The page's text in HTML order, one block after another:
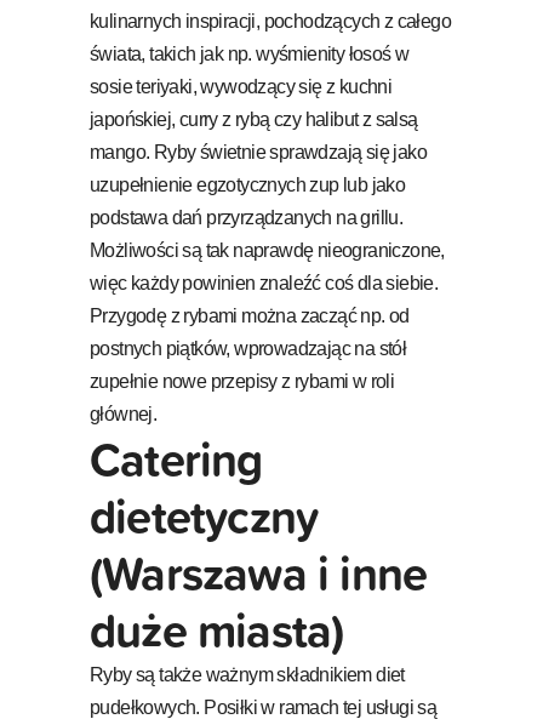
kulinarnych inspiracji, pochodzących z całego
świata, takich jak np. wyśmienity łosoś w
sosie teriyaki, wywodzący się z kuchni
japońskiej, curry z rybą czy halibut z salsą
mango. Ryby świetnie sprawdzają się jako
uzupełnienie egzotycznych zup lub jako
podstawa dań przyrządzanych na grillu.
Możliwości są tak naprawdę nieograniczone,
więc każdy powinien znaleźć coś dla siebie.
Przygodę z rybami można zacząć np. od
postnych piątków, wprowadzając na stół
zupełnie nowe przepisy z rybami w roli
głównej.
Catering
dietetyczny
(Warszawa i inne
duże miasta)
Ryby są także ważnym składnikiem diet
pudełkowych. Posiłki w ramach tej usługi są